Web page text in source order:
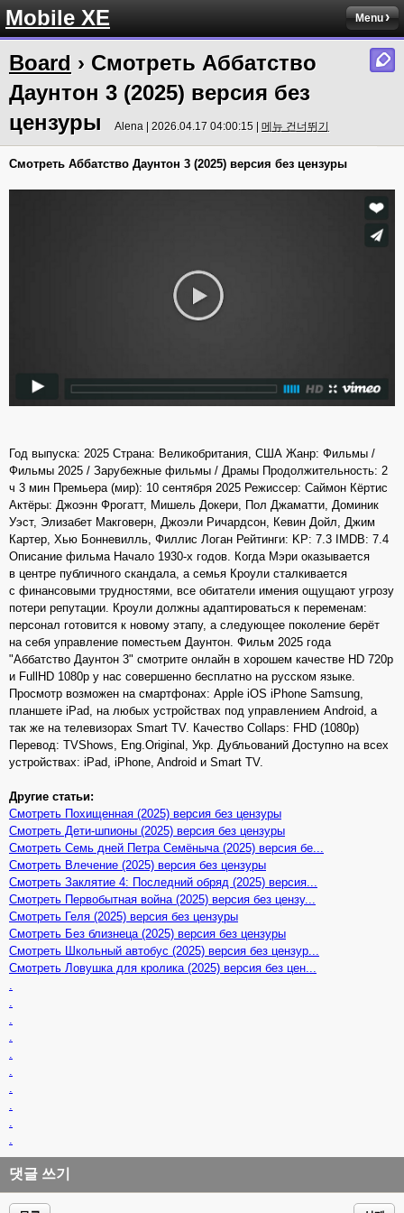
Mobile XE Menu
Board › Смотреть Аббатство
Даунтон 3 (2025) версия без
цензуры
Alena | 2026.04.17 04:00:15 | 메뉴 건너뛰기
Смотреть Аббатство Даунтон 3 (2025) версия без цензуры
Год выпуска: 2025 Страна: Великобритания, США Жанр: Фильмы /
Фильмы 2025 / Зарубежные фильмы / Драмы Продолжительность: 2
ч 3 мин Премьера (мир): 10 сентября 2025 Режиссер: Саймон Кёртис
Актёры: Джоэнн Фрогатт, Мишель Докери, Пол Джаматти, Доминик
Уэст, Элизабет Макговерн, Джоэли Ричардсон, Кевин Дойл, Джим
Картер, Хью Бонневилль, Филлис Логан Рейтинги: KP: 7.3 IMDB: 7.4
Описание фильма Начало 1930-х годов. Когда Мэри оказывается
в центре публичного скандала, а семья Кроули сталкивается
с финансовыми трудностями, все обитатели имения ощущают угрозу
потери репутации. Кроули должны адаптироваться к переменам:
персонал готовится к новому этапу, а следующее поколение берёт
на себя управление поместьем Даунтон. Фильм 2025 года
"Аббатство Даунтон 3" смотрите онлайн в хорошем качестве HD 720p
и FullHD 1080p у нас совершенно бесплатно на русском языке.
Просмотр возможен на смартфонах: Apple iOS iPhone Samsung,
планшете iPad, на любых устройствах под управлением Android, а
так же на телевизорах Smart TV. Качество Collaps: FHD (1080p)
Перевод: TVShows, Eng.Original, Укр. Дубльований Доступно на всех
устройствах: iPad, iPhone, Android и Smart TV.
Другие статьи:
Смотреть Похищенная (2025) версия без цензуры
Смотреть Дети-шпионы (2025) версия без цензуры
Смотреть Семь дней Петра Семёныча (2025) версия бе...
Смотреть Влечение (2025) версия без цензуры
Смотреть Заклятие 4: Последний обряд (2025) версия...
Смотреть Первобытная война (2025) версия без цензу...
Смотреть Геля (2025) версия без цензуры
Смотреть Без близнеца (2025) версия без цензуры
Смотреть Школьный автобус (2025) версия без цензур...
Смотреть Ловушка для кролика (2025) версия без цен...
.
.
.
.
.
.
.
.
.
.
댓글 쓰기